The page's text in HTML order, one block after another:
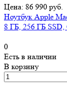
Цена: 86 990 руб.
Ноутбук Apple
8 ГБ, 256 ГБ
0
Есть в наличии
В корзину